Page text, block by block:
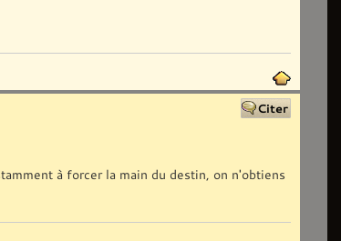
à forcer la main du destin, on n'obtiens